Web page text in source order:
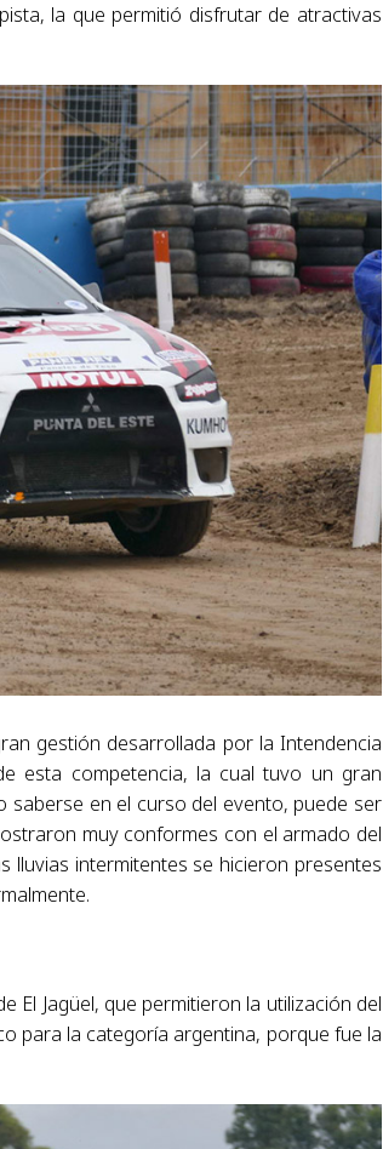
la que permitió disfrutar de atractivas
gestión desarrollada por la Intendencia
esta competencia, la cual tuvo un gran
saberse en el curso del evento, puede ser
muy conformes con el armado del
lluvias intermitentes se hicieron presentes
El Jagüel, que permitieron la utilización del
para la categoría argentina, porque fue la